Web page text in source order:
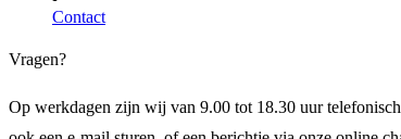
Contact
Vragen?
Op werkdagen zijn wij van 9.00 tot 18.30 uur